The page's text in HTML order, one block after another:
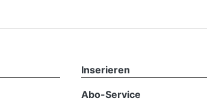
Inserieren
Abo-Service